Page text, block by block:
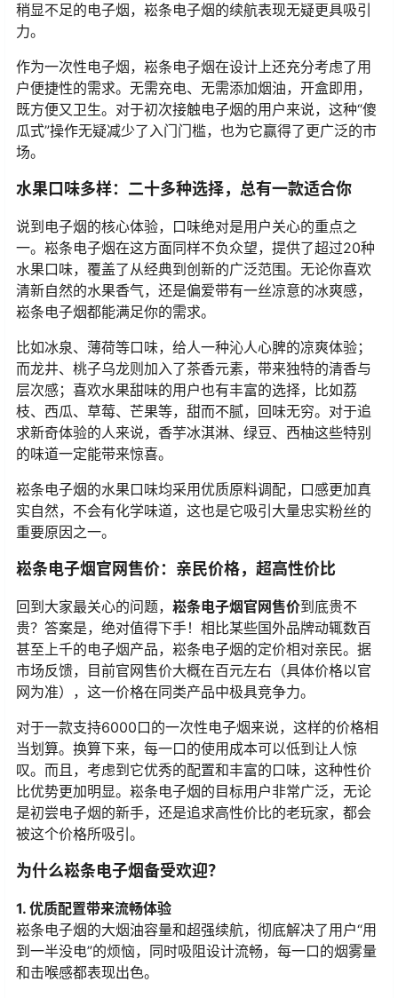
稍显不足的电子烟，崧条电子烟的续航表现无疑更具吸引
力。
作为一次性电子烟，崧条电子烟在设计上还充分考虑了用
户便捷性的需求。无需充电、无需添加烟油，开盒即用，
既方便又卫生。对于初次接触电子烟的用户来说，这种“傻
瓜式”操作无疑减少了入门门槛，也为它赢得了更广泛的市
场。
水果口味多样：二十多种选择，总有一款适合你
说到电子烟的核心体验，口味绝对是用户关心的重点之
一。崧条电子烟在这方面同样不负众望，提供了超过20种
水果口味，覆盖了从经典到创新的广泛范围。无论你喜欢
清新自然的水果香气，还是偏爱带有一丝凉意的冰爽感，
崧条电子烟都能满足你的需求。
比如冰泉、薄荷等口味，给人一种沁人心脾的凉爽体验；
而龙井、桃子乌龙则加入了茶香元素，带来独特的清香与
层次感；喜欢水果甜味的用户也有丰富的选择，比如荔
枝、西瓜、草莓、芒果等，甜而不腻，回味无穷。对于追
求新奇体验的人来说，香芋冰淇淋、绿豆、西柚这些特别
的味道一定能带来惊喜。
崧条电子烟的水果口味均采用优质原料调配，口感更加真
实自然，不会有化学味道，这也是它吸引大量忠实粉丝的
重要原因之一。
崧条电子烟官网售价：亲民价格，超高性价比
回到大家最关心的问题， 崧条电子烟官网售价到底贵不
贵？答案是，绝对值得下手！相比某些国外品牌动辄数百
甚至上千的电子烟产品，崧条电子烟的定价相对亲民。据
市场反馈，目前官网售价大概在百元左右（具体价格以官
网为准），这一价格在同类产品中极具竞争力。
对于一款支持6000口的一次性电子烟来说，这样的价格相
当划算。换算下来，每一口的使用成本可以低到让人惊
叹。而且，考虑到它优秀的配置和丰富的口味，这种性价
比优势更加明显。崧条电子烟的目标用户非常广泛，无论
是初尝电子烟的新手，还是追求高性价比的老玩家，都会
被这个价格所吸引。
为什么崧条电子烟备受欢迎？
1. 优质配置带来流畅体验
崧条电子烟的大烟油容量和超强续航，彻底解决了用户“用
到一半没电”的烦恼，同时吸阻设计流畅，每一口的烟雾量
和击喉感都表现出色。